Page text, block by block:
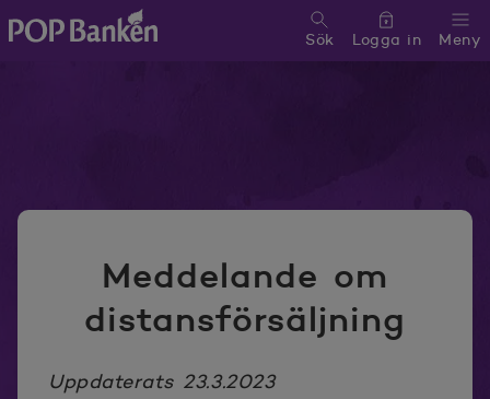
Meny
Sök Logga in
Meddelande om
distansförsäljning
Uppdaterats 23.3.2023